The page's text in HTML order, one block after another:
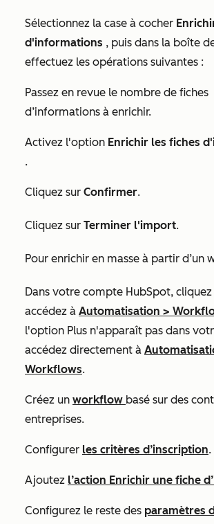
Sélectionnez la case à cocher
d'informations , puis dans la boîte
effectuez les opérations suivantes :
Passez en revue le nombre de fiches
d’informations à enrichir.
Activez l'option Enrichir les fiches
.
Cliquez sur Confirmer.
Cliquez sur Terminer l'import.
Pour enrichir en masse à partir d’un
Dans votre compte HubSpot, cliquez
accédez à Automatisation >
l'option Plus n'apparaît pas dans
accédez directement à
Workflows.
Créez un workflow basé sur des
entreprises.
Configurer les critères d’inscription.
Ajoutez l’action Enrichir une fiche
Configurez le reste des paramètres